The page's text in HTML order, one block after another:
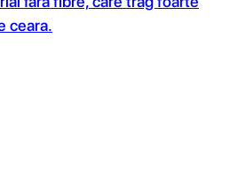
ceara.